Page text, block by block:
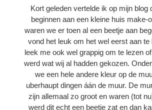
Kort geleden vertelde ik op mijn blog
beginnen aan een kleine huis make-
waren we er toen al een beetje aan
vond het leuk om het wel eerst aan te
leek me ook wel grappig om te lezen
werd wat wij al hadden gekozen.
we een hele andere kleur op de
uberhaupt dingen áán de muur. De
zijn allemaal zo groot en waren (tot
werd dit echt een beetje zat en dan